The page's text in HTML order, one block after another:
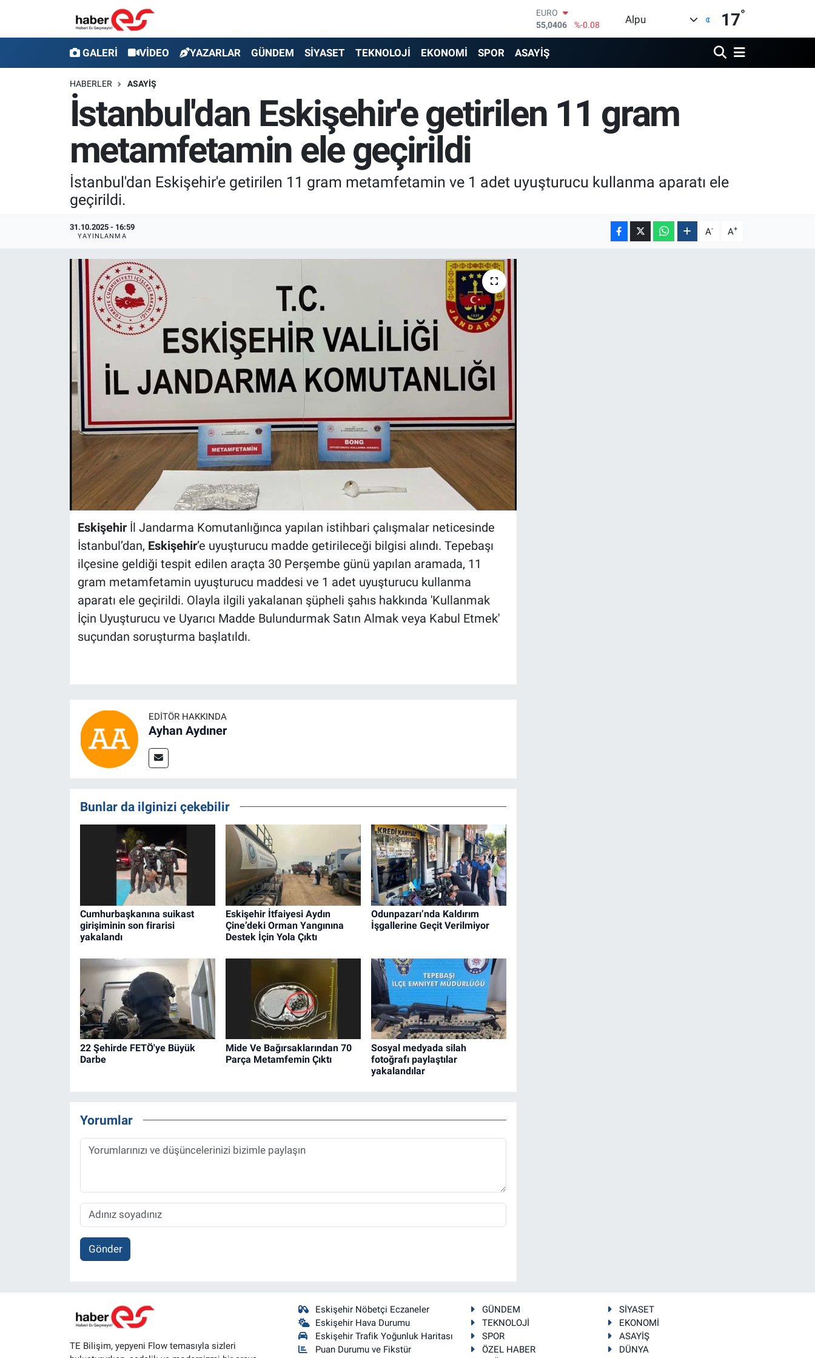
EURO
55,0406
%-0.08
STERLİN
64,2143
GRAM ALTIN
BITCOIN
%-0.63
Alpu 17°
GALERİ VİDEO YAZARLAR GÜNDEM SİYASET TEKNOLOJİ EKONOMİ SPOR ASAYİŞ
HABERLER ASAYİŞ
İstanbul'dan Eskişehir'e getirilen 11 gram
metamfetamin ele geçirildi
İstanbul'dan Eskişehir'e getirilen 11 gram metamfetamin ve 1 adet uyuşturucu kullanma aparatı ele
geçirildi.
31.10.2025 - 16:59
YAYINLANMA A- A+
Eskişehirİl Jandarma Komutanlığınca yapılan istihbari çalışmalar neticesinde
İstanbul’dan, Eskişehir’e uyuşturucu madde getirileceği bilgisi alındı. Tepebaşı
ilçesine geldiği tespit edilen araçta 30 Perşembe günü yapılan aramada, 11
gram metamfetamin uyuşturucu maddesi ve 1 adet uyuşturucu kullanma
aparatı ele geçirildi. Olayla ilgili yakalanan şüpheli şahıs hakkında 'Kullanmak
İçin Uyuşturucu ve Uyarıcı Madde Bulundurmak Satın Almak veya Kabul Etmek'
suçundan soruşturma başlatıldı.
EDITÖR HAKKINDA
Ayhan Aydıner
Bunlar da ilginizi çekebilir
Cumhurbaşkanına suikast
girişiminin son firarisi
yakalandı
Eskişehir İtfaiyesi Aydın
Çine’deki Orman Yangınına
Destek İçin Yola Çıktı
Odunpazarı’nda Kaldırım
İşgallerine Geçit Verilmiyor
22 Şehirde FETÖ'ye Büyük
Darbe
Mide Ve Bağırsaklarından 70
Parça Metamfemin Çıktı
Sosyal medyada silah
fotoğrafı paylaştılar
yakalandılar
Yorumlar
Gönder
TE Bilişim, yepyeni Flow temasıyla sizleri
Eskişehir Nöbetçi Eczaneler
Eskişehir Hava Durumu
Eskişehir Trafik Yoğunluk Haritası
Puan Durumu ve Fikstür
GÜNDEM
SİYASET
TEKNOLOJİ
EKONOMİ
SPOR
ASAYİŞ
ÖZEL HABER
DÜNYA
YAZARLAR
TEKNOLOJİ
EKONOMİ
Eskişehir Nöbetçi Eczaneler
Eskişehir Trafik Yoğunluk Haritası
Süper Lig Puan Durumu ve Fikstür
Son Dakika Haberleri
Haber Arşivi